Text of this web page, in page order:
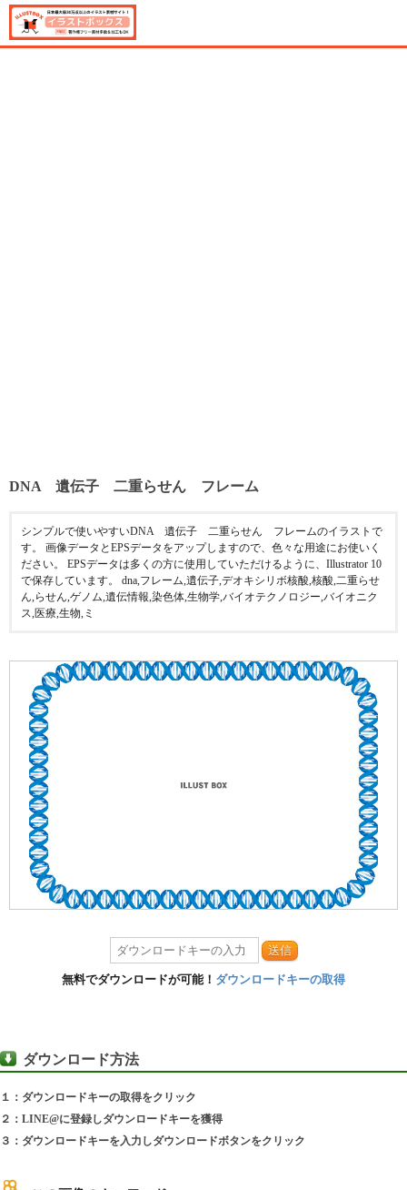
DNA 遺伝子 二重らせん フレーム
シンプルで使いやすいDNA 遺伝子 二重らせん フレームのイラストで
す。 画像データとEPSデータをアップしますので、色々な用途にお使いく
ださい。 EPSデータは多くの方に使用していただけるように、Illustrator 10
で保存しています。 dna,フレーム,遺伝子,デオキシリボ核酸,核酸,二重らせ
ん,らせん,ゲノム,遺伝情報,染色体,生物学,バイオテクノロジー,バイオニク
ス,医療,生物,ミ
送信
無料でダウンロードが可能！ ダウンロードキーの取得
ダウンロード方法
１：ダウンロードキーの取得をクリック
２：LINE@に登録しダウンロードキーを獲得
３：ダウンロードキーを入力しダウンロードボタンをクリック